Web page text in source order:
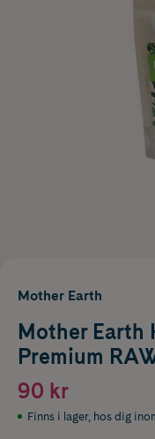
Mother Earth
Mother Earth
Premium
90 kr
Finns i lager, hos dig